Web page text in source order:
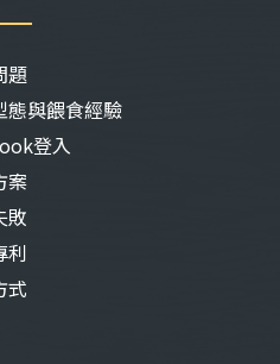
題
態與餵食經驗
登入
案
敗
利
式